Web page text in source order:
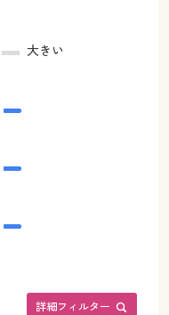
大きい
詳細フィルター